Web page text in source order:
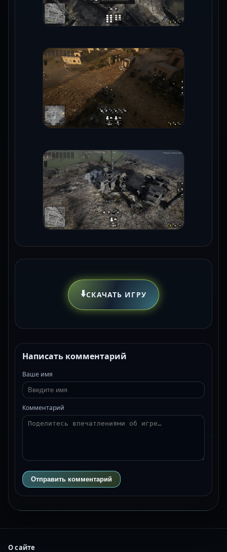
⬇️СКАЧАТЬ ИГРУ
Написать комментарий
Ваше имя
Комментарий
Отправить комментарий
О сайте